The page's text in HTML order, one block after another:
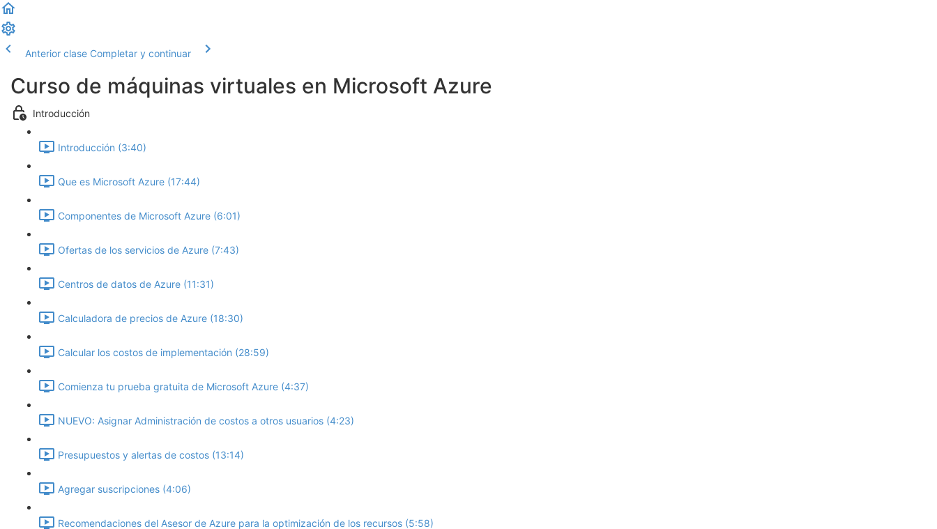
Anterior clase Completar y continuar
Curso de máquinas virtuales en Microsoft Azure
Introducción
Introducción (3:40)
Que es Microsoft Azure (17:44)
Componentes de Microsoft Azure (6:01)
Ofertas de los servicios de Azure (7:43)
Centros de datos de Azure (11:31)
Calculadora de precios de Azure (18:30)
Calcular los costos de implementación (28:59)
Comienza tu prueba gratuita de Microsoft Azure (4:37)
NUEVO: Asignar Administración de costos a otros usuarios (4:23)
Presupuestos y alertas de costos (13:14)
Agregar suscripciones (4:06)
Recomendaciones del Asesor de Azure para la optimización de los recursos (5:58)